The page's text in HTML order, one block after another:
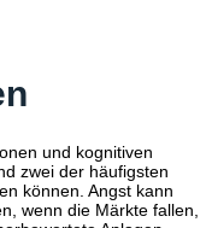
und kognitiven
zwei der häufigsten
können. Angst kann
wenn die Märkte fallen,